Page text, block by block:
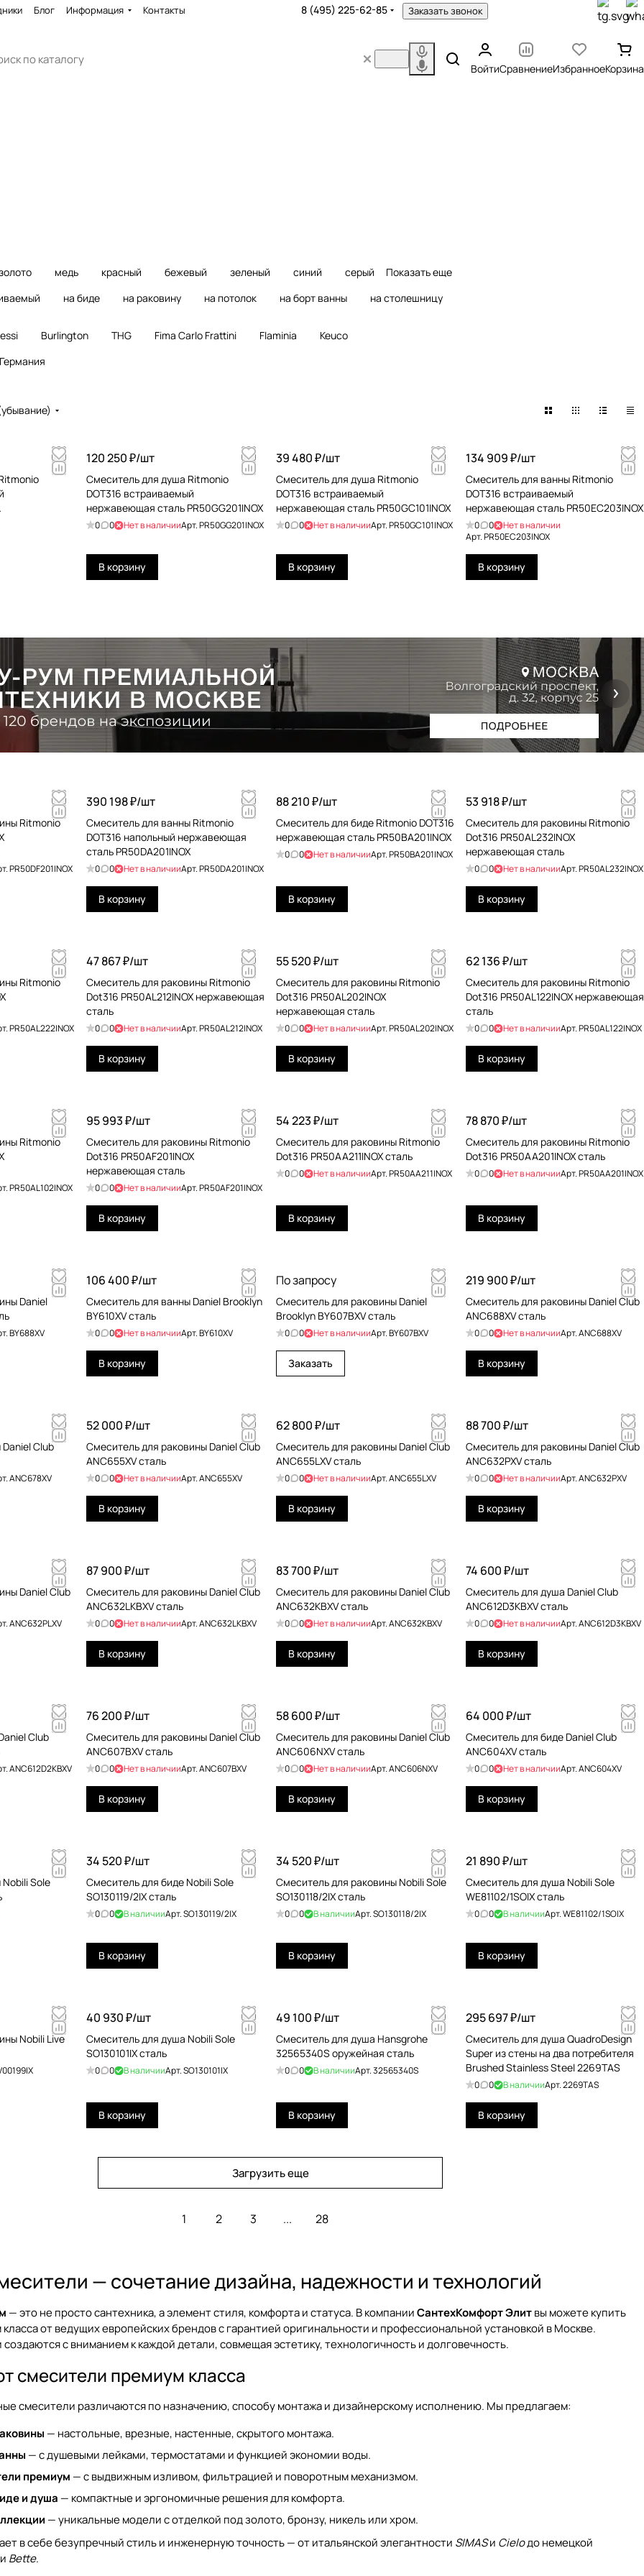
Блог Информация Контакты 8 (495) 225-62-85 Заказать звонок
ВойтиСравнениеИзбранноеКорзина
медь красный бежевый зеленый синий серый
Показать еще
на биде на раковину на потолок на борт ванны на столешницу
Burlington THG Fima Carlo Frattini Flaminia
Keuco
Германия
120 250 ₽/шт
Смеситель для душа Ritmonio
DOT316 встраиваемый
нержавеющая сталь PR50GG201INOX
0 0 Нет в наличииАрт.PR50GG201INOX
В корзину
39 480 ₽/шт
Смеситель для душа Ritmonio
DOT316 встраиваемый
нержавеющая сталь PR50GC101INOX
0 0 Нет в наличииАрт.PR50GC101INOX
В корзину
134 909 ₽/шт
Смеситель для ванны Ritmonio
DOT316 встраиваемый
нержавеющая сталь PR50EC203INOX
0 0
Нет в наличии
Арт.PR50EC203INOX
В корзину
Ritmonio
PR50DF201INOX
390 198 ₽/шт
Смеситель для ванны Ritmonio
DOT316 напольный нержавеющая
сталь PR50DA201INOX
0 0 Нет в наличииАрт.PR50DA201INOX
В корзину
88 210 ₽/шт
Смеситель для биде Ritmonio DOT316
нержавеющая сталь PR50BA201INOX
0 0 Нет в наличииАрт.PR50BA201INOX
В корзину
53 918 ₽/шт
Смеситель для раковины Ritmonio
Dot316 PR50AL232INOX
нержавеющая сталь
0 0 Нет в наличииАрт.PR50AL232INOX
В корзину
Ritmonio
PR50AL222INOX
47 867 ₽/шт
Смеситель для раковины Ritmonio
Dot316 PR50AL212INOX нержавеющая
сталь
0 0 Нет в наличииАрт.PR50AL212INOX
В корзину
55 520 ₽/шт
Смеситель для раковины Ritmonio
Dot316 PR50AL202INOX
нержавеющая сталь
0 0 Нет в наличииАрт.PR50AL202INOX
В корзину
62 136 ₽/шт
Смеситель для раковины Ritmonio
Dot316 PR50AL122INOX нержавеющая
сталь
0 0 Нет в наличииАрт.PR50AL122INOX
В корзину
Ritmonio
PR50AL102INOX
95 993 ₽/шт
Смеситель для раковины Ritmonio
Dot316 PR50AF201INOX
нержавеющая сталь
0 0 Нет в наличииАрт.PR50AF201INOX
В корзину
54 223 ₽/шт
Смеситель для раковины Ritmonio
Dot316 PR50AA211INOX сталь
0 0 Нет в наличииАрт.PR50AA211INOX
В корзину
78 870 ₽/шт
Смеситель для раковины Ritmonio
Dot316 PR50AA201INOX сталь
0 0 Нет в наличииАрт.PR50AA201INOX
В корзину
Daniel
BY688XV
106 400 ₽/шт
Смеситель для ванны Daniel Brooklyn
BY610XV сталь
0 0 Нет в наличииАрт.BY610XV
В корзину
По запросу
Смеситель для раковины Daniel
Brooklyn BY607BXV сталь
0 0 Нет в наличииАрт.BY607BXV
Заказать
219 900 ₽/шт
Смеситель для раковины Daniel Club
ANC688XV сталь
0 0 Нет в наличииАрт.ANC688XV
В корзину
Club
ANC678XV
52 000 ₽/шт
Смеситель для раковины Daniel Club
ANC655XV сталь
0 0 Нет в наличииАрт.ANC655XV
В корзину
62 800 ₽/шт
Смеситель для раковины Daniel Club
ANC655LXV сталь
0 0 Нет в наличииАрт.ANC655LXV
В корзину
88 700 ₽/шт
Смеситель для раковины Daniel Club
ANC632PXV сталь
0 0 Нет в наличииАрт.ANC632PXV
В корзину
Daniel Club
ANC632PLXV
87 900 ₽/шт
Смеситель для раковины Daniel Club
ANC632LKBXV сталь
0 0 Нет в наличииАрт.ANC632LKBXV
В корзину
83 700 ₽/шт
Смеситель для раковины Daniel Club
ANC632KBXV сталь
0 0 Нет в наличииАрт.ANC632KBXV
В корзину
74 600 ₽/шт
Смеситель для душа Daniel Club
ANC612D3KBXV сталь
0 0 Нет в наличииАрт.ANC612D3KBXV
В корзину
Club
ANC612D2KBXV
76 200 ₽/шт
Смеситель для раковины Daniel Club
ANC607BXV сталь
0 0 Нет в наличииАрт.ANC607BXV
В корзину
58 600 ₽/шт
Смеситель для раковины Daniel Club
ANC606NXV сталь
0 0 Нет в наличииАрт.ANC606NXV
В корзину
64 000 ₽/шт
Смеситель для биде Daniel Club
ANC604XV сталь
0 0 Нет в наличииАрт.ANC604XV
В корзину
Sole
34 520 ₽/шт
Смеситель для биде Nobili Sole
SO130119/2IX сталь
0 0 В наличииАрт.SO130119/2IX
В корзину
34 520 ₽/шт
Cмеситель для раковины Nobili Sole
SO130118/2IX сталь
0 0 В наличииАрт.SO130118/2IX
В корзину
21 890 ₽/шт
Смеситель для душа Nobili Sole
WE81102/1SOIX сталь
0 0 В наличииАрт.WE81102/1SOIX
В корзину
Nobili Live
40 930 ₽/шт
Смеситель для душа Nobili Sole
SO130101IX сталь
0 0 В наличииАрт.SO130101IX
В корзину
49 100 ₽/шт
Смеситель для душа Hansgrohe
32565340S оружейная сталь
0 0 В наличииАрт.32565340S
В корзину
295 697 ₽/шт
Смеситель для душа QuadroDesign
Super из стены на два потребителя
Brushed Stainless Steel 2269TAS
0 0 В наличииАрт.2269TAS
В корзину
Загрузить еще
1 2 3 ... 28
— сочетание дизайна, надежности и технологий
— это не просто сантехника, а элемент стиля, комфорта и статуса. В компанииСантехКомфорт Элитвы можете купить
от ведущих европейских брендов с гарантией оригинальности и профессиональной установкой в Москве.
с вниманием к каждой детали, совмещая эстетику, технологичность и долговечность.
смесители премиум класса
смесители различаются по назначению, способу монтажа и дизайнерскому исполнению. Мы предлагаем:
— настольные, врезные, настенные, скрытого монтажа.
— с душевыми лейками, термостатами и функцией экономии воды.
премиум — с выдвижным изливом, фильтрацией и поворотным механизмом.
и душа — компактные и эргономичные решения для комфорта.
— уникальные модели с отделкой под золото, бронзу, никель или хром.
в себе безупречный стиль и инженерную точность — от итальянской элегантности SIMASи Cieloдо немецкой
Bette.